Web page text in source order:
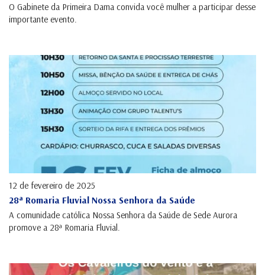
O Gabinete da Primeira Dama convida você mulher a participar desse
importante evento.
12 de fevereiro de 2025
28ª Romaria Fluvial Nossa Senhora da Saúde
A comunidade católica Nossa Senhora da Saúde de Sede Aurora
promove a 28ª Romaria Fluvial.